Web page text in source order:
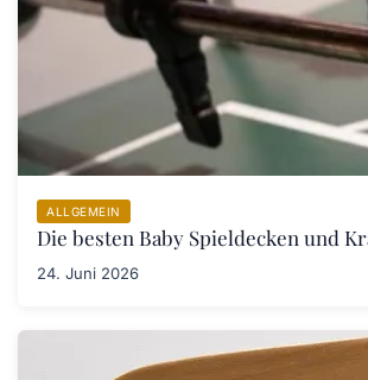
ALLGEMEIN
Die besten Baby Spieldecken und
24. Juni 2026